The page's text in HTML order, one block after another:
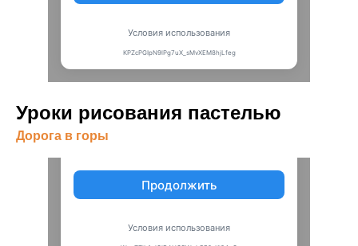
Уроки рисования пастелью
Дорога в горы